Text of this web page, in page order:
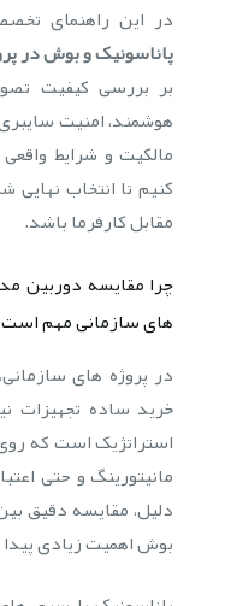
در این راهنمای
پاناسونیک و بوش در
بر بررسی کیفیت
مالکیت و شرایط
کنیم تا انتخاب
مقابل کارفرما باشد.
چرا مقایسه دوربین
های سازمانی مهم
در پروژه های
خرید ساده تجهیزات
استراتژیک است که روی
مانیتورینگ و حتی
دلیل، مقایسه دقیق
بوش اهمیت زیادی